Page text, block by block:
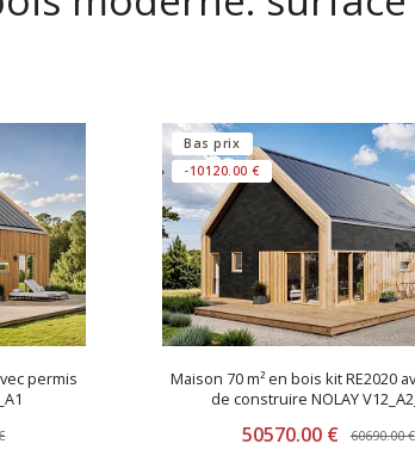
permis
Bas prix
-10120.00 €
Maison 70 m² en bois kit RE2020
de construire NOLAY
50570.00 € 60690.00 €